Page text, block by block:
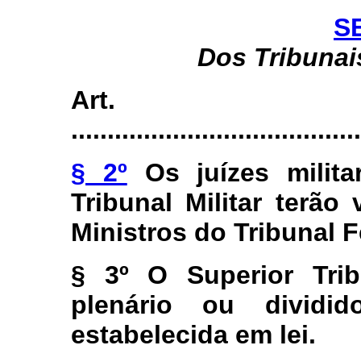
Dos
§ 2ºOs juízes
Tribunal Militar terão
Ministros do Tribunal
§ 3º O Superior
plenário ou
estabelecida em lei.